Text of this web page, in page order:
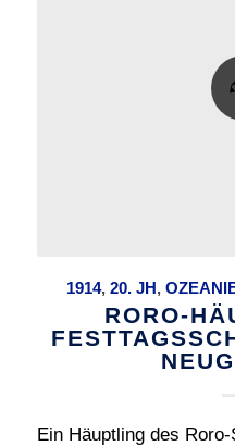
1914,20. JH,
RORO-
Ein Häuptling des